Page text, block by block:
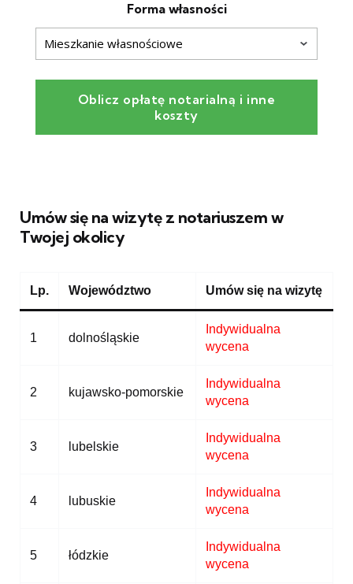
Forma własności
Oblicz opłatę notarialną i inne
koszty
Umów się na wizytę z notariuszem w
Twojej okolicy
Lp. Województwo Umów się na wizytę
1 dolnośląskie
Indywidualna
wycena
2 kujawsko-pomorskie
Indywidualna
wycena
3 lubelskie
Indywidualna
wycena
4 lubuskie
Indywidualna
wycena
5 łódzkie
Indywidualna
wycena